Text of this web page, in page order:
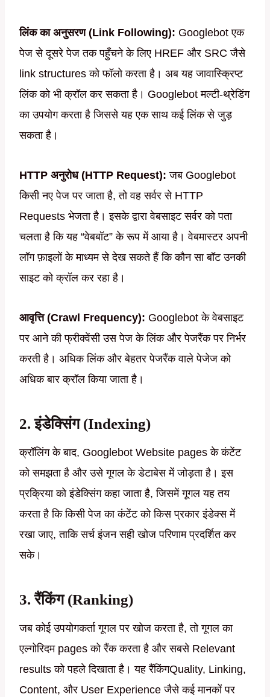
लिंक का अनुसरण (Link Following): Googlebot एक
पेज से दूसरे पेज तक पहुँचने के लिए HREF और SRC जैसे
link structures को फॉलो करता है। अब यह जावास्क्रिप्ट
लिंक को भी क्रॉल कर सकता है। Googlebot मल्टी-थ्रेडिंग
का उपयोग करता है जिससे यह एक साथ कई लिंक से जुड़
सकता है।
HTTP अनुरोध (HTTP Request): जब Googlebot
किसी नए पेज पर जाता है, तो वह सर्वर से HTTP
Requests भेजता है। इसके द्वारा वेबसाइट सर्वर को पता
चलता है कि यह “वेबबॉट” के रूप में आया है। वेबमास्टर अपनी
लॉग फ़ाइलों के माध्यम से देख सकते हैं कि कौन सा बॉट उनकी
साइट को क्रॉल कर रहा है।
आवृत्ति (Crawl Frequency): Googlebot के वेबसाइट
पर आने की फ्रीक्वेंसी उस पेज के लिंक और पेजरैंक पर निर्भर
करती है। अधिक लिंक और बेहतर पेजरैंक वाले पेजेज को
अधिक बार क्रॉल किया जाता है।
2. इंडेक्सिंग (Indexing)
क्रॉलिंग के बाद, Googlebot Website pages के कंटेंट
को समझता है और उसे गूगल के डेटाबेस में जोड़ता है। इस
प्रक्रिया को इंडेक्सिंग कहा जाता है, जिसमें गूगल यह तय
करता है कि किसी पेज का कंटेंट को किस प्रकार इंडेक्स में
रखा जाए, ताकि सर्च इंजन सही खोज परिणाम प्रदर्शित कर
सके।
3. रैंकिंग (Ranking)
जब कोई उपयोगकर्ता गूगल पर खोज करता है, तो गूगल का
एल्गोरिदम pages को रैंक करता है और सबसे Relevant
results को पहले दिखाता है। यह रैंकिंगQuality, Linking,
Content, और User Experience जैसे कई मानकों पर